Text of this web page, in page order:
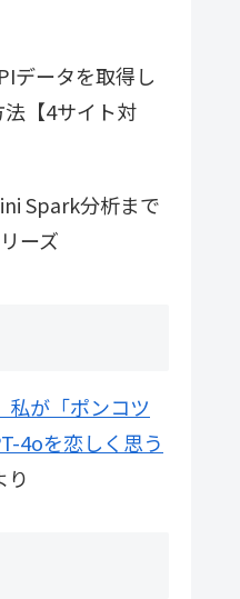
データを取得し
【4サイト対
Spark分析まで
ーズ
私が「ポンコツ
4oを恋しく思う
り